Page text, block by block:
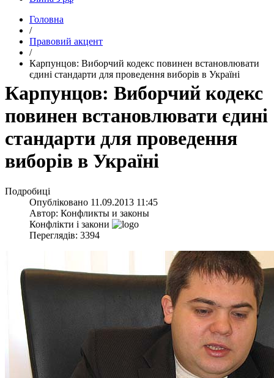
Головна
/
Правовий акцент
/
Карпунцов: Виборчий кодекс повинен встановлювати
єдині стандарти для проведення виборів в Україні
Карпунцов: Виборчий кодекс
повинен встановлювати єдині
стандарти для проведення
виборів в Україні
Подробиці
Опубліковано 11.09.2013 11:45
Автор: Конфликты и законы
Конфлікти і закони
Переглядів: 3394